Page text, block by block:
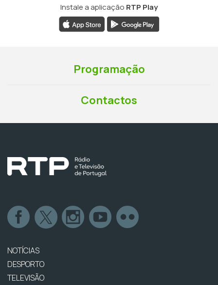
Instale a aplicação RTP Play
Programação
Contactos
NOTÍCIAS
DESPORTO
TELEVISÃO